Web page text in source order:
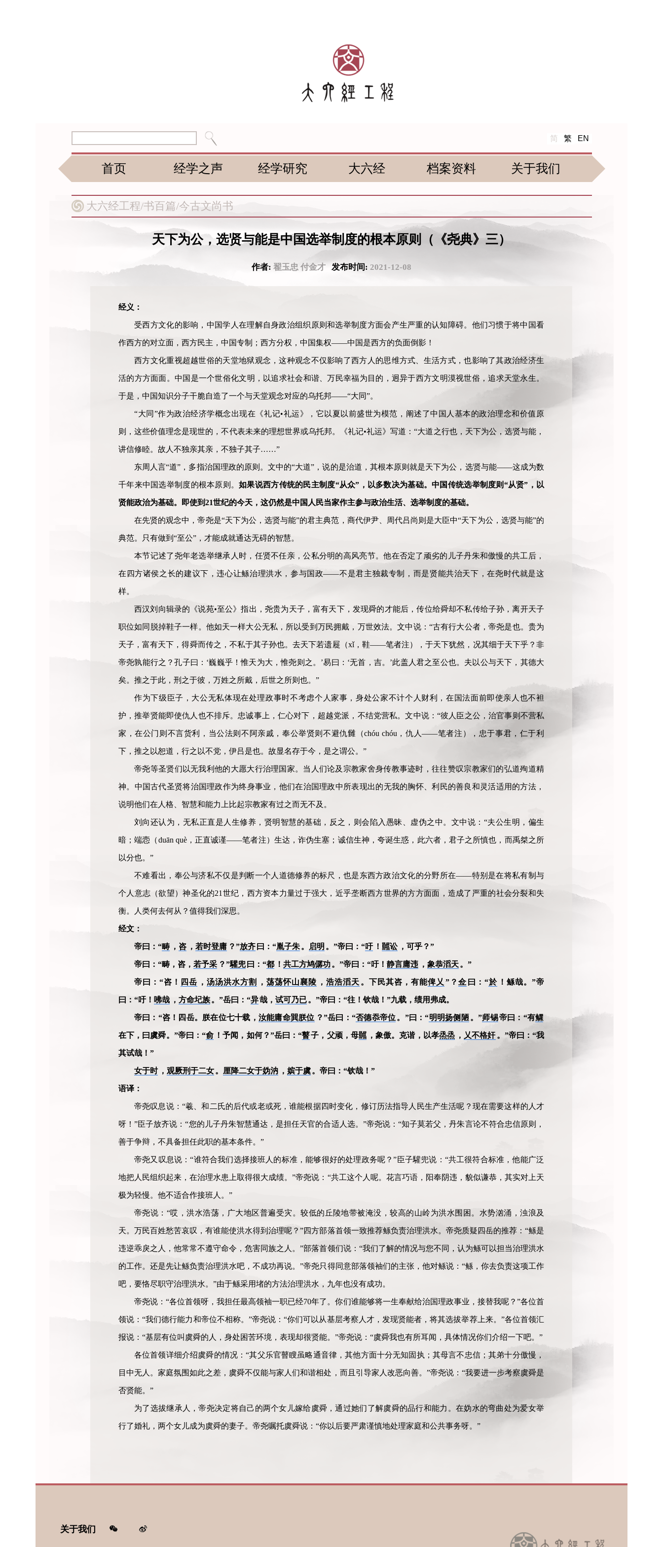
简 繁 EN
首页 经学之声 经学研究 大六经 档案资料 关于我们
大六经工程/书百篇/今古文尚书
天下为公，选贤与能是中国选举制度的根本原则（《尧典》三）
作者: 翟玉忠 付金才 发布时间: 2021-12-08
经义：
受西方文化的影响，中国学人在理解自身政治组织原则和选举制度方面会产生严重的认知障碍。他们习惯于将中国看
作西方的对立面，西方民主，中国专制；西方分权，中国集权——中国是西方的负面倒影！
西方文化重视超越世俗的天堂地狱观念，这种观念不仅影响了西方人的思维方式、生活方式，也影响了其政治经济生
活的方方面面。中国是一个世俗化文明，以追求社会和谐、万民幸福为目的，迥异于西方文明漠视世俗，追求天堂永生。
于是，中国知识分子干脆自造了一个与天堂观念对应的乌托邦——“大同”。
“大同”作为政治经济学概念出现在《礼记•礼运》，它以夏以前盛世为模范，阐述了中国人基本的政治理念和价值原
则，这些价值理念是现世的，不代表未来的理想世界或乌托邦。《礼记•礼运》写道：“大道之行也，天下为公，选贤与能，
讲信修睦。故人不独亲其亲，不独子其子……”
东周人言“道”，多指治国理政的原则。文中的“大道”，说的是治道，其根本原则就是天下为公，选贤与能——这成为数
千年来中国选举制度的根本原则。如果说西方传统的民主制度“从众”，以多数决为基础。中国传统选举制度则“从贤”，以
贤能政治为基础。即使到21世纪的今天，这仍然是中国人民当家作主参与政治生活、选举制度的基础。
在先贤的观念中，帝尧是“天下为公，选贤与能”的君主典范，商代伊尹、周代吕尚则是大臣中“天下为公，选贤与能”的
典范。只有做到“至公”，才能成就通达无碍的智慧。
本节记述了尧年老选举继承人时，任贤不任亲，公私分明的高风亮节。他在否定了顽劣的儿子丹朱和傲慢的共工后，
在四方诸侯之长的建议下，违心让鲧治理洪水，参与国政——不是君主独裁专制，而是贤能共治天下，在尧时代就是这
样。
西汉刘向辑录的《说苑•至公》指出，尧贵为天子，富有天下，发现舜的才能后，传位给舜却不私传给子孙，离开天子
职位如同脱掉鞋子一样。他如天一样大公无私，所以受到万民拥戴，万世效法。文中说：“古有行大公者，帝尧是也。贵为
天子，富有天下，得舜而传之，不私于其子孙也。去天下若遗屣（xǐ，鞋——笔者注），于天下犹然，况其细于天下乎？非
帝尧孰能行之？孔子曰：‘巍巍乎！惟天为大，惟尧则之。’易曰：‘无首，吉。’此盖人君之至公也。夫以公与天下，其德大
矣。推之于此，刑之于彼，万姓之所戴，后世之所则也。”
作为下级臣子，大公无私体现在处理政事时不考虑个人家事，身处公家不计个人财利，在国法面前即使亲人也不袒
护，推举贤能即使仇人也不排斥。忠诚事上，仁心对下，超越党派，不结党营私。文中说：“彼人臣之公，治官事则不营私
家，在公门则不言货利，当公法则不阿亲戚，奉公举贤则不避仇雠（chóu chóu，仇人——笔者注），忠于事君，仁于利
下，推之以恕道，行之以不党，伊吕是也。故显名存于今，是之谓公。”
帝尧等圣贤们以无我利他的大愿大行治理国家。当人们论及宗教家舍身传教事迹时，往往赞叹宗教家们的弘道殉道精
神。中国古代圣贤将治国理政作为终身事业，他们在治国理政中所表现出的无我的胸怀、利民的善良和灵活适用的方法，
说明他们在人格、智慧和能力上比起宗教家有过之而无不及。
刘向还认为，无私正直是人生修养，贤明智慧的基础，反之，则会陷入愚昧、虚伪之中。文中说：“夫公生明，偏生
暗；端悫（duān què，正直诚谨——笔者注）生达，诈伪生塞；诚信生神，夸诞生惑，此六者，君子之所慎也，而禹桀之所
以分也。”
不难看出，奉公与济私不仅是判断一个人道德修养的标尺，也是东西方政治文化的分野所在——特别是在将私有制与
个人意志（欲望）神圣化的21世纪，西方资本力量过于强大，近乎垄断西方世界的方方面面，造成了严重的社会分裂和失
衡。人类何去何从？值得我们深思。
经文：
帝曰：“畴 ， 咨 ， 若时登庸 ？”放齐 曰：“胤子朱。 启明 。”帝曰：“吁 ！ 嚚讼 ，可乎？”
帝曰：“畴，咨， 若予采 ？”驩兜 曰：“都 ！ 共工方鸠僝功。”帝曰：“吁！ 静言庸违 ， 象恭滔天。”
帝曰：“咨！ 四岳 ， 汤汤洪水方割 ， 荡荡怀山襄陵 ， 浩浩滔天 。下民其咨，有能俾乂 ”？ 佥 曰：“於 ！鲧哉。”帝
曰：“吁！ 咈哉 ， 方命圮族。”岳曰：“异哉， 试可乃已。”帝曰：“往！钦哉！”九载，绩用弗成。
帝曰：“咨！四岳。朕在位七十载， 汝能庸命巽朕位 ？”岳曰：“否德忝帝位。”曰：“明明扬侧陋。”师锡帝曰：“有鳏
在下，曰虞舜。”帝曰：“俞 ！予闻，如何？”岳曰：“瞽子，父顽，母嚚 ，象傲。克谐，以孝烝烝 ， 乂不格奸 。”帝曰：“我
其试哉！”
女于时 ， 观厥刑于二女。 厘降二女于妫汭 ， 嫔于虞。帝曰：“钦哉！”
语译：
帝尧叹息说：“羲、和二氏的后代或老或死，谁能根据四时变化，修订历法指导人民生产生活呢？现在需要这样的人才
呀！”臣子放齐说：“您的儿子丹朱智慧通达，是担任天官的合适人选。”帝尧说：“知子莫若父，丹朱言论不符合忠信原则，
善于争辩，不具备担任此职的基本条件。”
帝尧又叹息说：“谁符合我们选择接班人的标准，能够很好的处理政务呢？”臣子驩兜说：“共工很符合标准，他能广泛
地把人民组织起来，在治理水患上取得很大成绩。”帝尧说：“共工这个人呢。花言巧语，阳奉阴违，貌似谦恭，其实对上天
极为轻慢。他不适合作接班人。”
帝尧说：“哎，洪水浩荡，广大地区普遍受灾。较低的丘陵地带被淹没，较高的山岭为洪水围困。水势汹涌，浊浪及
天。万民百姓愁苦哀叹，有谁能使洪水得到治理呢？”四方部落首领一致推荐鲧负责治理洪水。帝尧质疑四岳的推荐：“鲧是
违逆乖戾之人，他常常不遵守命令，危害同族之人。”部落首领们说：“我们了解的情况与您不同，认为鲧可以担当治理洪水
的工作。还是先让鲧负责治理洪水吧，不成功再说。”帝尧只得同意部落领袖们的主张，他对鲧说：“鲧，你去负责这项工作
吧，要恪尽职守治理洪水。”由于鲧采用堵的方法治理洪水，九年也没有成功。
帝尧说：“各位首领呀，我担任最高领袖一职已经70年了。你们谁能够将一生奉献给治国理政事业，接替我呢？”各位首
领说：“我们德行能力和帝位不相称。”帝尧说：“你们可以从基层考察人才，发现贤能者，将其选拔举荐上来。”各位首领汇
报说：“基层有位叫虞舜的人，身处困苦环境，表现却很贤能。”帝尧说：“虞舜我也有所耳闻，具体情况你们介绍一下吧。”
各位首领详细介绍虞舜的情况：“其父乐官瞽瞍虽略通音律，其他方面十分无知固执；其母言不忠信；其弟十分傲慢，
目中无人。家庭氛围如此之差，虞舜不仅能与家人们和谐相处，而且引导家人改恶向善。”帝尧说：“我要进一步考察虞舜是
否贤能。”
为了选拔继承人，帝尧决定将自己的两个女儿嫁给虞舜，通过她们了解虞舜的品行和能力。在妫水的弯曲处为爱女举
行了婚礼，两个女儿成为虞舜的妻子。帝尧嘱托虞舜说：“你以后要严肃谨慎地处理家庭和公共事务呀。”
关于我们